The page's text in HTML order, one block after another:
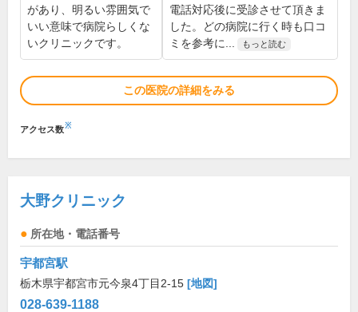
があり、明るい雰囲気で
いい意味で病院らしくな
いクリニックです。
電話対応後に受診させて頂きま
した。どの病院に行く時も口コ
ミを参考に...
もっと読む
この医院の詳細をみる
アクセス数※
大野クリニック
所在地・電話番号
宇都宮駅
栃木県宇都宮市元今泉4丁目2-15 [地図]
028-639-1188